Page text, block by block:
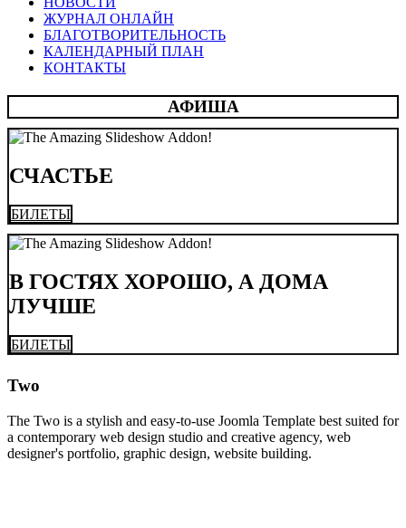
ЖУРНАЛ ОНЛАЙН
БЛАГОТВОРИТЕЛЬНОСТЬ
КАЛЕНДАРНЫЙ ПЛАН
КОНТАКТЫ
АФИША
СЧАСТЬЕ
БИЛЕТЫ
В ГОСТЯХ ХОРОШО, А ДОМА
ЛУЧШЕ
БИЛЕТЫ
Two
The Two is a stylish and easy-to-use Joomla Template best suited for
a contemporary web design studio and creative agency, web
designer's portfolio, graphic design, website building.